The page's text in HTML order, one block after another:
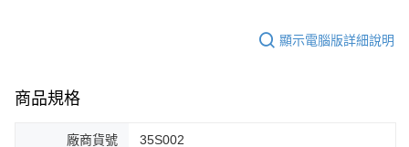
顯示電腦版詳細說明
商品規格
廠商貨號 35S002